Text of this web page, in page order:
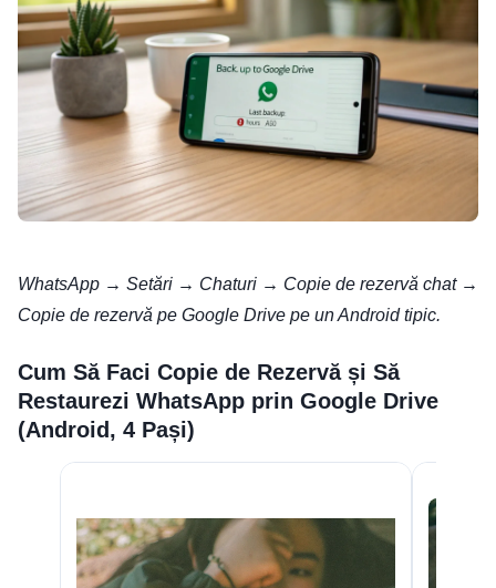
WhatsApp → Setări → Chaturi → Copie de rezervă chat →
Copie de rezervă pe Google Drive pe un Android tipic.
Cum Să Faci Copie de Rezervă și Să
Restaurezi WhatsApp prin Google Drive
(Android, 4 Pași)